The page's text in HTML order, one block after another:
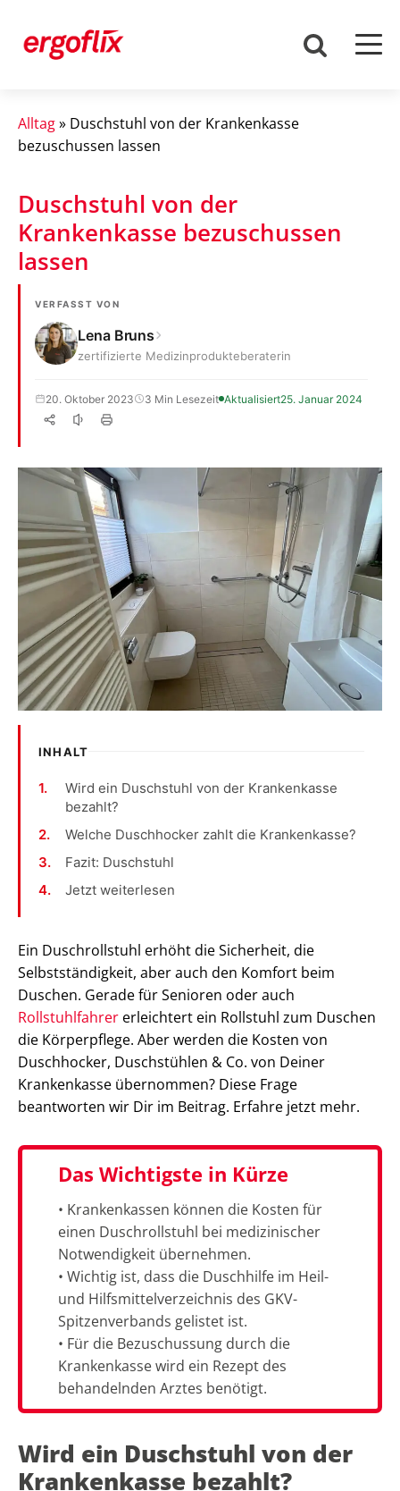
Alltag» Duschstuhl von der Krankenkasse
bezuschussen lassen
Duschstuhl von der
Krankenkasse bezuschussen
lassen
VERFASST VON
Lena Bruns
zertifizierte Medizinprodukteberaterin
20. Oktober 2023 3 Min Lesezeit Aktualisiert25. Januar 2024
INHALT
Wird ein Duschstuhl von der Krankenkasse
bezahlt?
Welche Duschhocker zahlt die Krankenkasse?
Fazit: Duschstuhl
Jetzt weiterlesen
Ein Duschrollstuhl erhöht die Sicherheit, die
Selbstständigkeit, aber auch den Komfort beim
Duschen. Gerade für Senioren oder auch
Rollstuhlfahrer erleichtert ein Rollstuhl zum Duschen
die Körperpflege. Aber werden die Kosten von
Duschhocker, Duschstühlen & Co. von Deiner
Krankenkasse übernommen? Diese Frage
beantworten wir Dir im Beitrag. Erfahre jetzt mehr.
Das Wichtigste in Kürze
• Krankenkassen können die Kosten für
einen Duschrollstuhl bei medizinischer
Notwendigkeit übernehmen.
• Wichtig ist, dass die Duschhilfe im Heil-
und Hilfsmittelverzeichnis des GKV-
Spitzenverbands gelistet ist.
• Für die Bezuschussung durch die
Krankenkasse wird ein Rezept des
behandelnden Arztes benötigt.
Wird ein Duschstuhl von der
Krankenkasse bezahlt?